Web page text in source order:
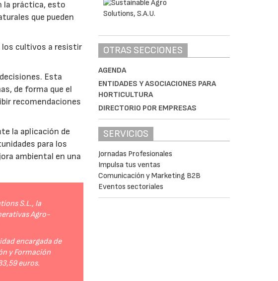
la práctica, esto
que pueden
los cultivos a resistir
Esta
de forma que el
recomendaciones
la aplicación de
para los
ambiental en una
S.L., la
Agro-
encargada de
y Formación
euros.
OTRAS SECCIONES
AGENDA
ENTIDADES Y ASOCIACIONES PARA
HORTICULTURA
DIRECTORIO POR EMPRESAS
SERVICIOS
Jornadas Profesionales
Impulsa tus ventas
Comunicación y Marketing B2B
Eventos sectoriales